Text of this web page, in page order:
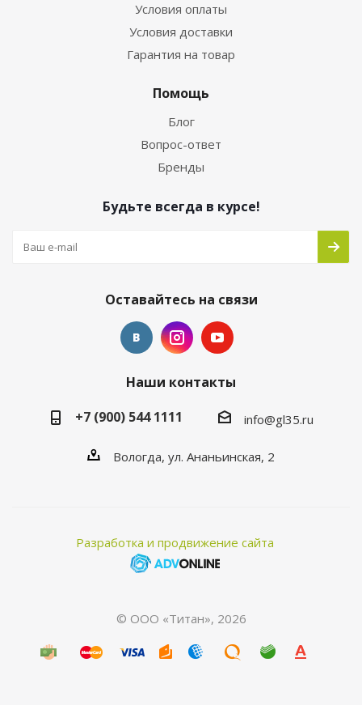
Условия оплаты
Условия доставки
Гарантия на товар
Помощь
Блог
Вопрос-ответ
Бренды
Будьте всегда в курсе!
Оставайтесь на связи
Наши контакты
+7 (900) 544 1111
info@gl35.ru
Вологда, ул. Ананьинская, 2
Разработка и продвижение сайта
© ООО «Титан», 2026